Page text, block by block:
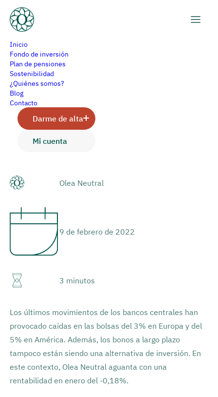
Inicio
Fondo de inversión
Plan de pensiones
Sostenibilidad
¿Quiénes somos?
Blog
Contacto
Darme de alta
Mi cuenta
Informe mensual de
enero 2022
Olea
Olea Neutral
9 de febrero de 2022
3 minutos
Los últimos movimientos de los bancos centrales han
provocado caídas en las bolsas del 3% en Europa y del
5% en América. Además, los bonos a largo plazo
tampoco están siendo una alternativa de inversión. En
este contexto, Olea Neutral aguanta con una
rentabilidad en enero del -0,18%.